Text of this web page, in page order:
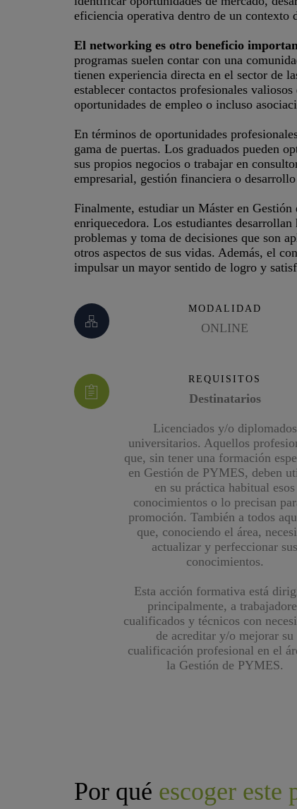
eficiencia operativa dentro de un contexto
El networking es otro beneficio
programas suelen contar con una
tienen experiencia directa en el sector de
establecer contactos profesionales
oportunidades de empleo o incluso
En términos de oportunidades
gama de puertas. Los graduados pueden
sus propios negocios o trabajar en
empresarial, gestión financiera o
Finalmente, estudiar un Máster en
enriquecedora. Los estudiantes
problemas y toma de decisiones que son
otros aspectos de sus vidas. Además, el
impulsar un mayor sentido de logro y
MODALIDAD
ONLINE
REQUISITOS
Destinatarios
Licenciados y/o diplomados
universitarios. Aquellos
que, sin tener una formación
en Gestión de PYMES, deben
en su práctica habitual esos
conocimientos o lo precisan
promoción. También a todos
que, conociendo el área,
actualizar y perfeccionar sus
conocimientos.
Esta acción formativa está
principalmente, a
cualificados y técnicos con
de acreditar y/o mejorar su
cualificación profesional en el
la Gestión de PYMES.
Por qué escoger este